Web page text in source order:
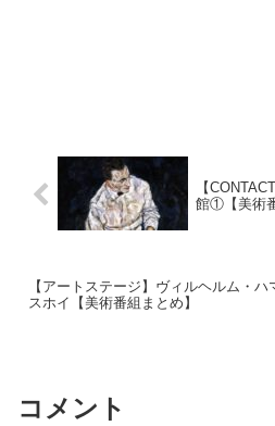
【
館①【美術
【アートステージ】ヴィルヘルム・ハ
スホイ【美術番組まとめ】
コメント